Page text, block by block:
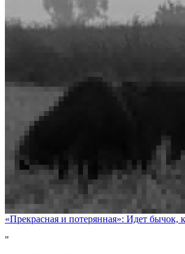
«Прекрасная и потерянная»: Идет бычок,